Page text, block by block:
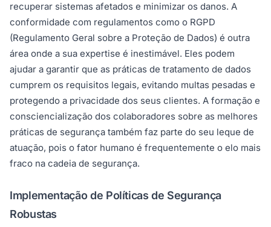
recuperar sistemas afetados e minimizar os danos. A
conformidade com regulamentos como o RGPD
(Regulamento Geral sobre a Proteção de Dados) é outra
área onde a sua expertise é inestimável. Eles podem
ajudar a garantir que as práticas de tratamento de dados
cumprem os requisitos legais, evitando multas pesadas e
protegendo a privacidade dos seus clientes. A formação e
consciencialização dos colaboradores sobre as melhores
práticas de segurança também faz parte do seu leque de
atuação, pois o fator humano é frequentemente o elo mais
fraco na cadeia de segurança.
Implementação de Políticas de Segurança
Robustas